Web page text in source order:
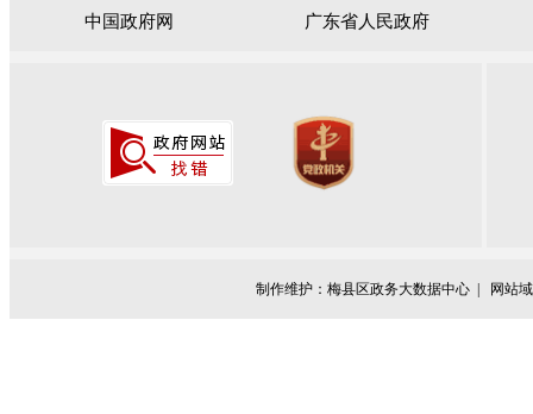
中国政府网 广东省人民政府
制作维护：梅县区政务大数据中心 | 网站